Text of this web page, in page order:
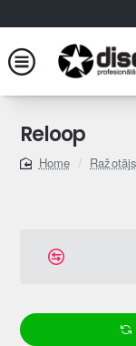
Reloop
home
Ražotājs